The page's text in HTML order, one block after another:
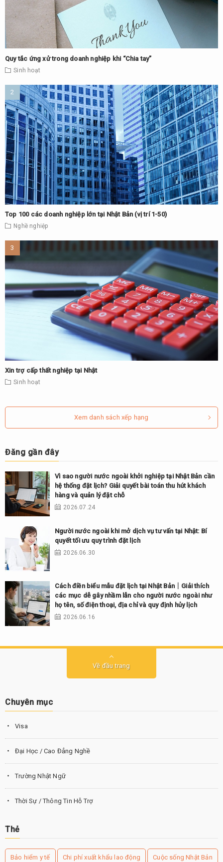
Quy tắc ứng xử trong doanh nghiệp khi “Chia tay”
Sinh hoạt
Top 100 các doanh nghiệp lớn tại Nhật Bản (vị trí 1-50)
Nghề nghiệp
Xin trợ cấp thất nghiệp tại Nhật
Sinh hoạt
Xem danh sách xếp hạng
Đăng gần đây
Vì sao người nước ngoài khởi nghiệp tại Nhật Bản cần
hệ thống đặt lịch? Giải quyết bài toán thu hút khách
hàng và quản lý đặt chỗ
2026.07.24
Người nước ngoài khi mở dịch vụ tư vấn tại Nhật: Bí
quyết tối ưu quy trình đặt lịch
2026.06.30
Cách điền biểu mẫu đặt lịch tại Nhật Bản｜Giải thích
các mục dễ gây nhầm lẫn cho người nước ngoài như
họ tên, số điện thoại, địa chỉ và quy định hủy lịch
2026.06.16
Về đầu trang
Chuyên mục
Visa
Đại Học / Cao Đẳng Nghề
Trường Nhật Ngữ
Thời Sự / Thông Tin Hỗ Trợ
Thẻ
Bảo hiểm y tế Chi phí xuất khẩu lao động Cuộc sống Nhật Bản